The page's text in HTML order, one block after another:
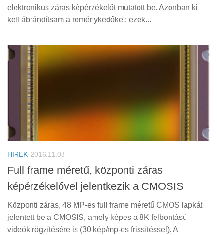
elektronikus záras képérzékelőt mutatott be. Azonban ki
kell ábrándítsam a reménykedőket: ezek...
HÍREK 2016.11.08
Full frame méretű, központi záras
képérzékelővel jelentkezik a CMOSIS
Központi záras, 48 MP-es full frame méretű CMOS lapkát
jelentett be a CMOSIS, amely képes a 8K felbontású
videók rögzítésére is (30 kép/mp-es frissítéssel). A